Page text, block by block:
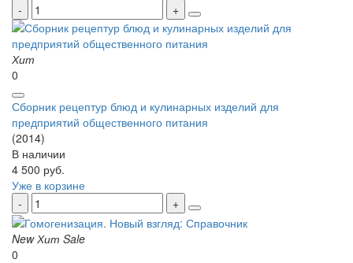
Хит
0
Сборник рецептур блюд и кулинарных изделий для
предприятий общественного питания
(2014)
В наличии
4 500 руб.
Уже в корзине
New Хит Sale
0